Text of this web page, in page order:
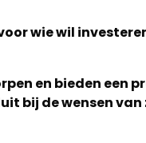
wie wil
en bieden een
bij de wensen